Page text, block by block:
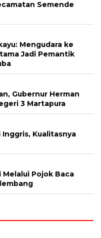
Semende
Mengudara ke
Jadi Pemantik
Gubernur Herman
3 Martapura
Kualitasnya
Pojok Baca